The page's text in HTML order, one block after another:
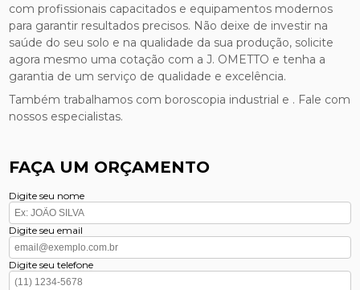
com profissionais capacitados e equipamentos modernos
para garantir resultados precisos. Não deixe de investir na
saúde do seu solo e na qualidade da sua produção, solicite
agora mesmo uma cotação com a J. OMETTO e tenha a
garantia de um serviço de qualidade e excelência.
Também trabalhamos com boroscopia industrial e . Fale com
nossos especialistas.
FAÇA UM ORÇAMENTO
Digite seu nome
Digite seu email
Digite seu telefone